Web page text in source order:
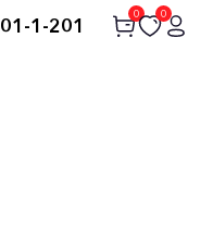
1-201
0 0